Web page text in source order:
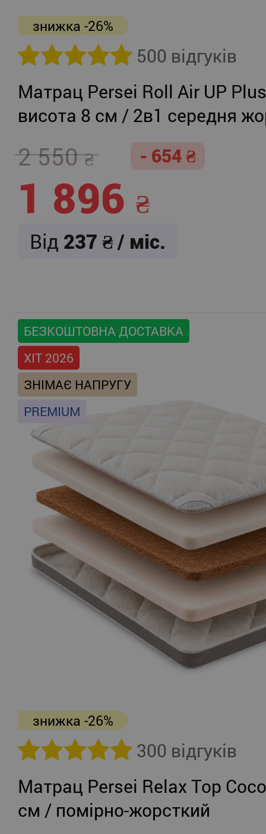
знижка -26%
500 відгуків
Матрац Persei Roll Air UP
висота 8 см / 2в1 середня
2 550 - 654
1 896
Від 237 / міс.
БЕЗКОШТОВНА ДОСТАВКА
ХІТ 2026
ЗНІМАЄ НАПРУГУ
PREMIUM
знижка -26%
300 відгуків
Матрац Persei Relax Top
см / помірно-жорсткий